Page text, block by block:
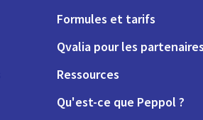
Formules et tarifs
Qvalia pour les partenaires
Ressources
Qu'est-ce que Peppol ?